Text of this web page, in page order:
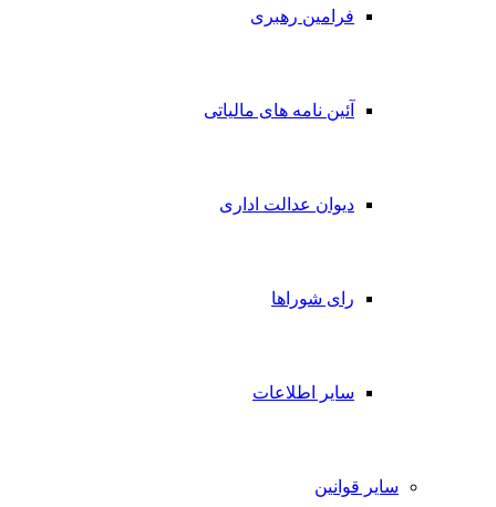
فرامین رهبری
آئین نامه های مالیاتی
دیوان عدالت اداری
رای شوراها
سایر اطلاعات
سایر قوانین